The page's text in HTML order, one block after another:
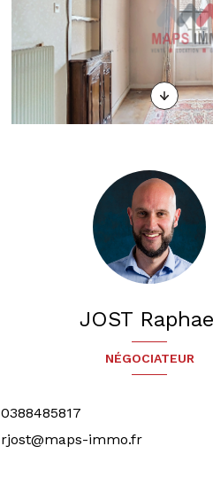
NÉGOCIATEUR
JOST
0388485817
rjost@maps-immo.fr